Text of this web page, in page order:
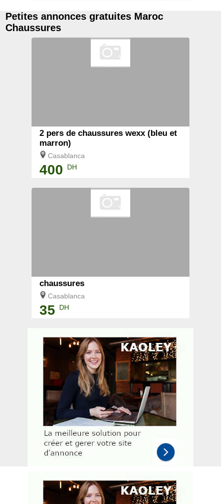
Petites annonces gratuites Maroc
Chaussures
2 pers de chaussures wexx (bleu et
marron)
Casablanca
400 DH
chaussures
Casablanca
35 DH